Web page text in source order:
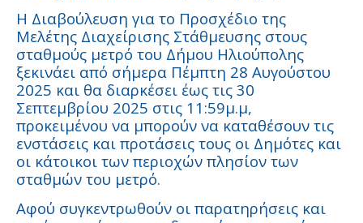
Η Διαβούλευση για το Προσχέδιο της
Μελέτης Διαχείρισης Στάθμευσης στους
σταθμούς μετρό του Δήμου Ηλιούπολης
ξεκινάει από σήμερα Πέμπτη 28 Αυγούστου
2025 και θα διαρκέσει έως τις 30
Σεπτεμβρίου 2025 στις 11:59μ.μ,
προκειμένου να μπορούν να καταθέσουν τις
ενστάσεις και προτάσεις τους οι Δημότες και
οι κάτοικοι των περιοχών πλησίον των
σταθμών του μετρό.
Αφού συγκεντρωθούν οι παρατηρήσεις και